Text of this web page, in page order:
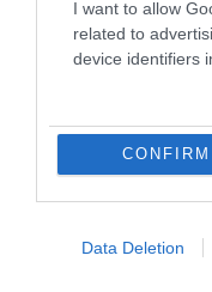
I want to allow
related to
device identifiers
CONFIRM
Data Deletion